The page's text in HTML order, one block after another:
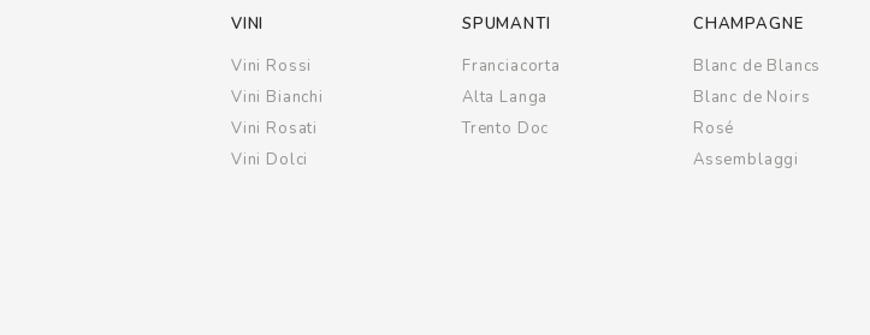
VINI
Vini Rossi
Vini Bianchi
Vini Rosati
Vini Dolci
SPUMANTI
Franciacorta
Alta Langa
Trento Doc
CHAMPAGNE
Blanc de Blancs
Blanc de Noirs
Rosé
Assemblaggi